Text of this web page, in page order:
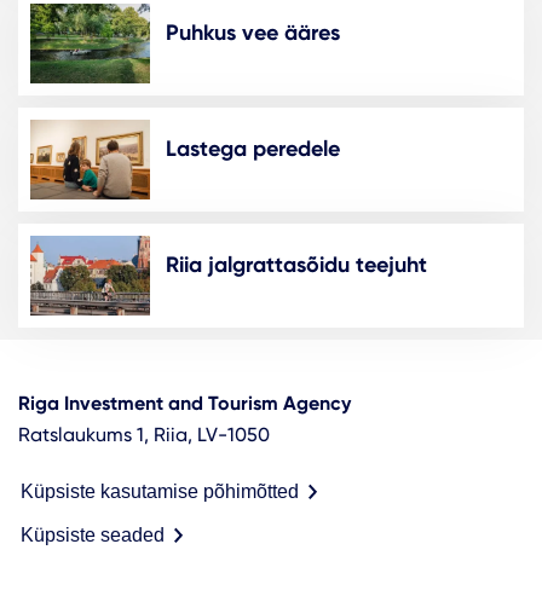
Puhkus vee ääres
Lastega peredele
Riia jalgrattasõidu teejuht
Riga Investment and Tourism Agency
Ratslaukums 1, Riia, LV-1050
Küpsiste kasutamise põhimõtted
Küpsiste seaded